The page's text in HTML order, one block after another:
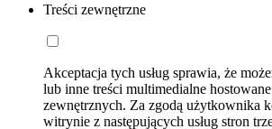
Treści zewnętrzne
Akceptacja tych usług sprawia, że
lub inne treści multimedialne
zewnętrznych. Za zgodą użytkownika
witrynie z następujących usług stron